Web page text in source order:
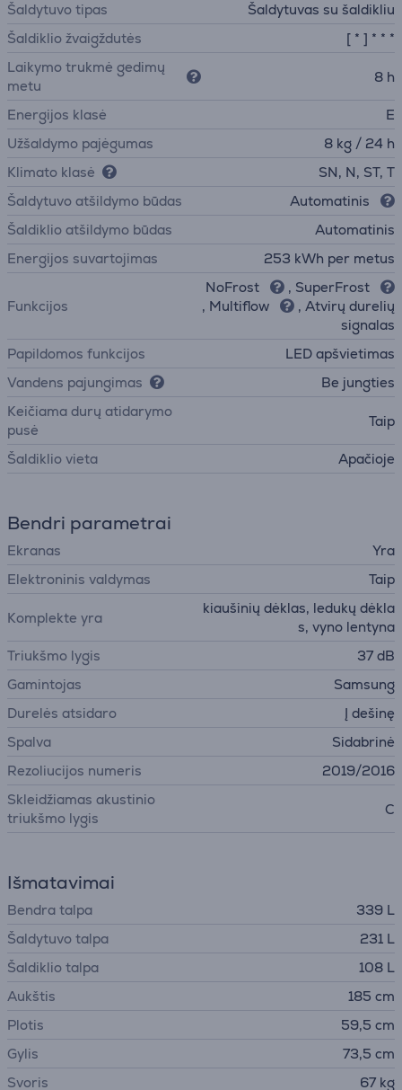
Šaldytuvo tipas
Šaldytuvas su šaldikliu
Šaldiklio žvaigždutės
[ * ] * * *
Laikymo trukmė gedimų
metu
8 h
Energijos klasė
E
Užšaldymo pajėgumas
8 kg / 24 h
Klimato klasė
SN, N, ST, T
Šaldytuvo atšildymo būdas
Automatinis
Šaldiklio atšildymo būdas
Automatinis
Energijos suvartojimas
253 kWh per metus
Funkcijos
NoFrost
, SuperFrost
, Multiflow
, Atvirų durelių
signalas
Papildomos funkcijos
LED apšvietimas
Vandens pajungimas
Be jungties
Keičiama durų atidarymo
pusė
Taip
Šaldiklio vieta Apačioje
Bendri parametrai
Ekranas
Yra
Elektroninis valdymas
Taip
Komplekte yra
kiaušinių dėklas, ledukų dėkla
s, vyno lentyna
Triukšmo lygis
37 dB
Gamintojas
Samsung
Durelės atsidaro
Į dešinę
Spalva
Sidabrinė
Rezoliucijos numeris
2019/2016
Skleidžiamas akustinio
triukšmo lygis
C
Išmatavimai
Bendra talpa
339 L
Šaldytuvo talpa
231 L
Šaldiklio talpa
108 L
Aukštis
185 cm
Plotis
59,5 cm
Gylis
73,5 cm
Svoris
67 kg